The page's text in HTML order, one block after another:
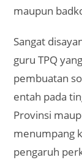
maupun
Sangat
guru TPQ
pembuatan
entah pada
Provinsi
menumpang
pengaruh